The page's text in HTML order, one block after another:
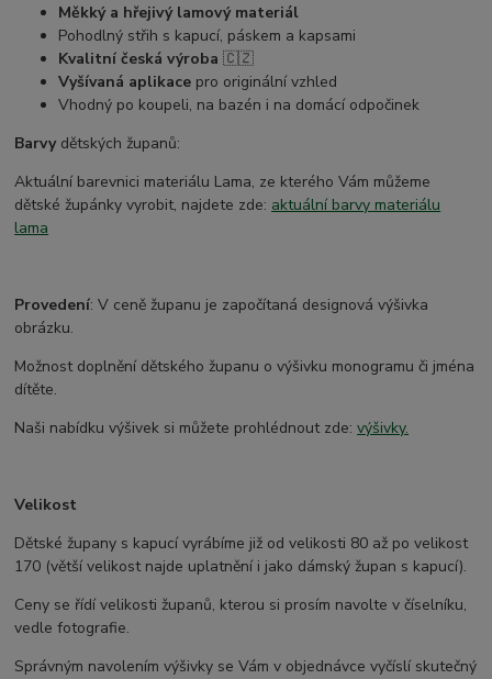
Měkký a hřejivý lamový materiál
Pohodlný střih s kapucí, páskem a kapsami
Kvalitní česká výroba 🇨🇿
Vyšívaná aplikace pro originální vzhled
Vhodný po koupeli, na bazén i na domácí odpočinek
Barvydětských županů:
Aktuální barevnici materiálu Lama, ze kterého Vám můžeme
dětské župánky vyrobit, najdete zde: aktuální barvy materiálu
lama
Provedení: V ceně županu je započítaná designová výšivka
obrázku.
Možnost doplnění dětského županu o výšivku monogramu či jména
dítěte.
Naši nabídku výšivek si můžete prohlédnout zde:výšivky.
Velikost
Dětské župany s kapucí vyrábíme již od velikosti 80 až po velikost
170 (větší velikost najde uplatnění i jako dámský župan s kapucí).
Ceny se řídí velikosti županů, kterou si prosím navolte v číselníku,
vedle fotografie.
Správným navolením výšivky se Vám v objednávce vyčíslí skutečný